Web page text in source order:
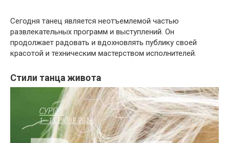
Сегодня танец является неотъемлемой частью
развлекательных программ и выступлений. Он
продолжает радовать и вдохновлять публику своей
красотой и техническим мастерством исполнителей.
Стили танца живота